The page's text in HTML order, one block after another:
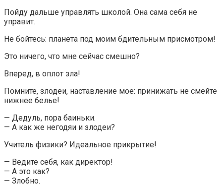
Пойду дальше управлять школой. Она сама себя не
управит.
Не бойтесь: планета под моим бдительным присмотром!
Это ничего, что мне сейчас смешно?
Вперед, в оплот зла!
Помните, злодеи, наставление мое: принижать не смейте
нижнее белье!
— Дедуль, пора баиньки.
— А как же негодяи и злодеи?
Учитель физики? Идеальное прикрытие!
— Ведите себя, как директор!
— А это как?
— Злобно.